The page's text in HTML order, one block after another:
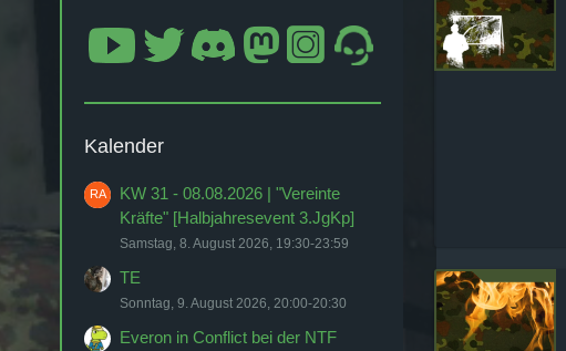
Koud 31. Dezember 2025
Heutige TE ist um 21 Uhr
Koller 25. Januar 2026
Heutige TE ist um 20 Uhr
Kommt schon Männer, ich
brauche ne Truppe für
Kalender
KW 31 - 08.08.2026 | "Vereinte
Kräfte" [Halbjahresevent 3.JgKp]
Samstag, 8. August 2026, 19:30-23:59
TE
Sonntag, 9. August 2026, 20:00-20:30
Everon in Conflict bei der NTF